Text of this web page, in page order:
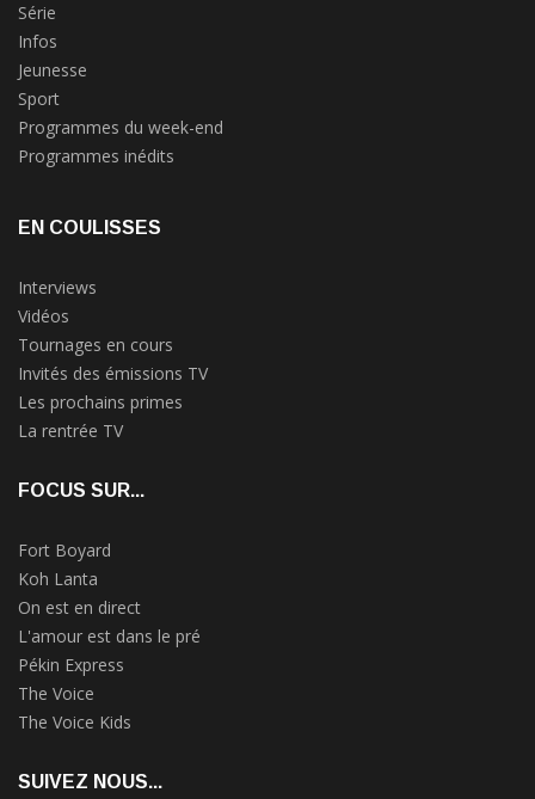
Série
Infos
Jeunesse
Sport
Programmes du week-end
Programmes inédits
EN COULISSES
Interviews
Vidéos
Tournages en cours
Invités des émissions TV
Les prochains primes
La rentrée TV
FOCUS SUR...
Fort Boyard
Koh Lanta
On est en direct
L'amour est dans le pré
Pékin Express
The Voice
The Voice Kids
SUIVEZ NOUS...